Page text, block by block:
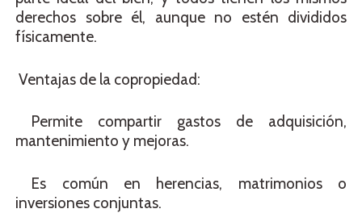
derechos sobre él, aunque no estén divididos
físicamente.
Ventajas de la copropiedad:
Permite compartir gastos de adquisición,
mantenimiento y mejoras.
Es común en herencias, matrimonios o
inversiones conjuntas.